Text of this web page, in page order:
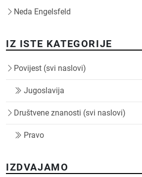
Neda Engelsfeld
IZ ISTE KATEGORIJE
Povijest (svi naslovi)
Jugoslavija
Društvene znanosti (svi naslovi)
Pravo
IZDVAJAMO